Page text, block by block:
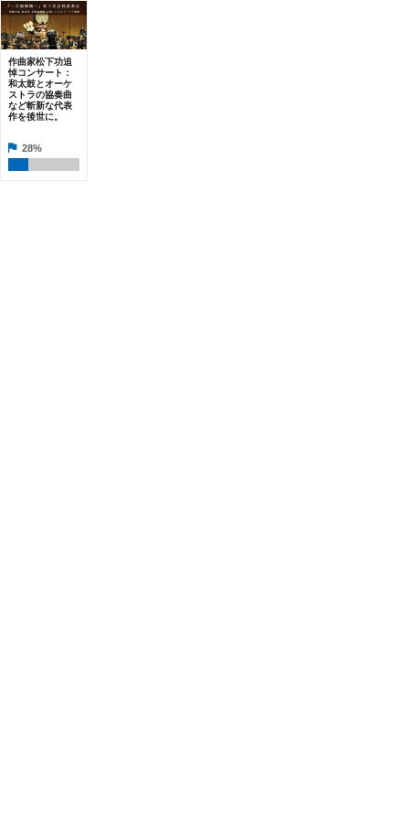
作曲家松下功追
悼コンサート：
和太鼓とオーケ
ストラの協奏曲
など斬新な代表
作を後世に。
28%